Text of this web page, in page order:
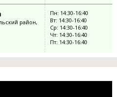
район,
Пн: 14:30-16:40
Вт: 14:30-16:40
Ср: 14:30-16:40
Чт: 14:30-16:40
Пт: 14:30-16:40